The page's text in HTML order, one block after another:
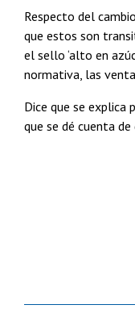
Respecto del
que estos son
el sello ‘alto en
normativa, las
Dice que se explica
que se dé cuenta de